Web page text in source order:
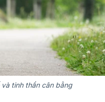
tinh thần cân bằng